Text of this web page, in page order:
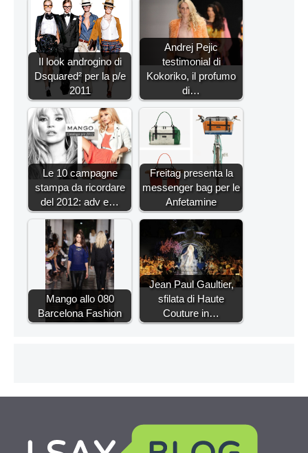
Il look androgino di
Dsquared² per la p/e
2011
Andrej Pejic
testimonial di
Kokoriko, il profumo
di…
Le 10 campagne
stampa da ricordare
del 2012: adv e…
Freitag presenta la
messenger bag per le
Anfetamine
Mango allo 080
Barcelona Fashion
Jean Paul Gaultier,
sfilata di Haute
Couture in…